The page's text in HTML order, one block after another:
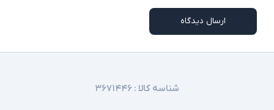
ارسال دیدگاه
شناسه کالا :۳۶۷۱۴۴۶